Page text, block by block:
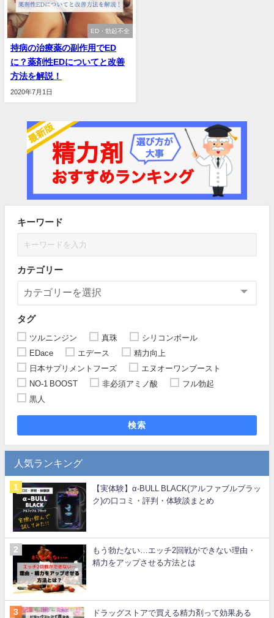
ED・勃起不全
持病の治療薬の副作用でED
に？薬剤性EDについてと改善
方法を解説！
2020年7月1日
キーワード
カテゴリー
タグ
ツルニンジン 真珠
シリコンボール
EDace
エデース
精力向上
日本サプリメントフーズ
エヌオーワンブースト
NO-1 BOOST
非必須アミノ酸
フル勃起
黒人
検索
人気ランキング
【実体験】α-BULL BLACK(アルファブルブラッ
ク)の口コミ・評判・体験談まとめ
もう勃たない…エッチ2回戦ができない理由・
精力をアップさせる方法とは
ドラッグストアで買える精力剤って効果ある